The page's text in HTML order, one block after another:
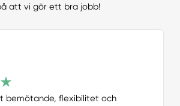
att vi gör ett bra jobb!
bemötande, flexibilitet och